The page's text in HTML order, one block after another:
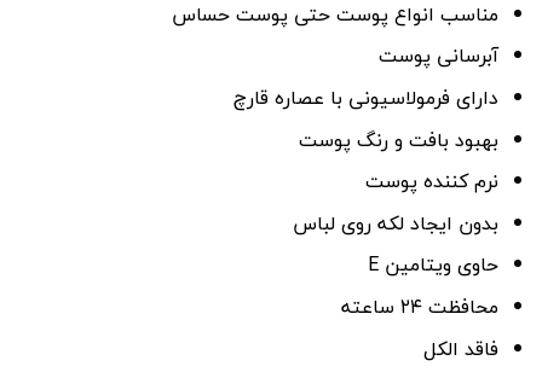
مناسب انواع پوست حتی پوست حساس
آبرسانی پوست
دارای فرمولاسیونی با عصاره قارچ
بهبود بافت و رنگ پوست
نرم کننده پوست
بدون ایجاد لکه روی لباس
حاوی ویتامین E
محافظت ۲۴ ساعته
فاقد الکل